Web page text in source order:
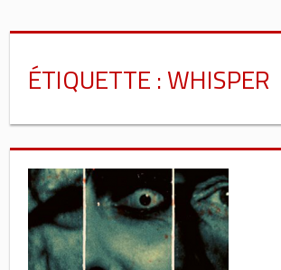
ÉTIQUETTE :WHISPER